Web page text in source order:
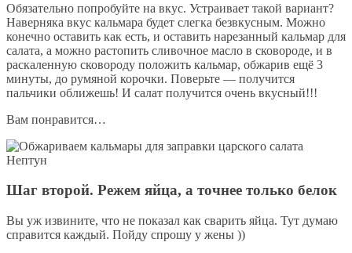
Обязательно попробуйте на вкус. Устраивает такой вариант?
Наверняка вкус кальмара будет слегка безвкусным. Можно
конечно оставить как есть, и оставить нарезанный кальмар для
салата, а можно растопить сливочное масло в сковороде, и в
раскаленную сковороду положить кальмар, обжарив ещё 3
минуты, до румяной корочки. Поверьте — получится
пальчики оближешь! И салат получится очень вкусный!!!
Вам понравится…
Шаг второй. Режем яйца, а точнее только белок
Вы уж извините, что не показал как сварить яйца. Тут думаю
справится каждый. Пойду спрошу у жены ))